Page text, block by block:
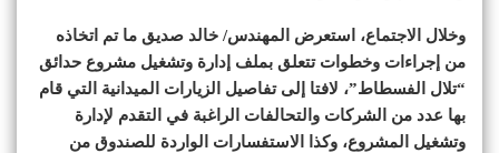
وخلال الاجتماع، استعرض المهندس/ خالد صديق ما تم اتخاذه
من إجراءات وخطوات تتعلق بملف إدارة وتشغيل مشروع حدائق
“تلال الفسطاط”، لافتا إلى تفاصيل الزيارات الميدانية التي قام
بها عدد من الشركات والتحالفات الراغبة في التقدم لإدارة
وتشغيل المشروع، وكذا الاستفسارات الواردة للصندوق من